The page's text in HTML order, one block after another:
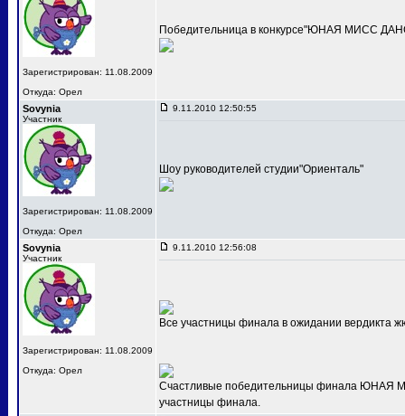
Зарегистрирован: 11.08.2009
Откуда: Орел
Победительница в конкурсе"ЮНАЯ МИСС
Sovynia
Участник
Зарегистрирован: 11.08.2009
Откуда: Орел
9.11.2010 12:50:55
Шоу руководителей студии"Ориенталь"
Sovynia
Участник
Зарегистрирован: 11.08.2009
Откуда: Орел
9.11.2010 12:56:08
Все участницы финала в ожидании вердикта
Счастливые победительницы финала ЮНАЯ
участницы финала.